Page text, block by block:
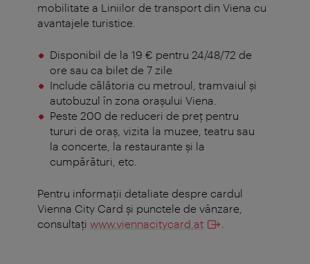
mobilitate a Liniilor de transport din Viena cu
avantajele turistice.
Disponibil de la 19 € pentru 24/48/72 de
ore sau ca bilet de 7 zile
Include călătoria cu metroul, tramvaiul și
autobuzul în zona orașului Viena.
Peste 200 de reduceri de preţ pentru
tururi de oraș, vizita la muzee, teatru sau
la concerte, la restaurante şi la
cumpărături, etc.
Pentru informaţii detaliate despre cardul
Vienna City Card şi punctele de vânzare,
consultaţi www.viennacitycard.at